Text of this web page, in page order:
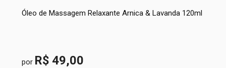
Óleo de Massagem Relaxante Arnica & Lavanda 120ml
por R$ 49,00